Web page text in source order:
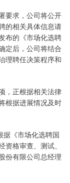
要求，公司将公开
的相关具体信息请
布的《市场化选聘
定后，公司将结合
理聘任决策程序和
，正根据相关法律
根据进展情况及时
据《市场化选聘国
格审查、测试、
份有限公司总经理